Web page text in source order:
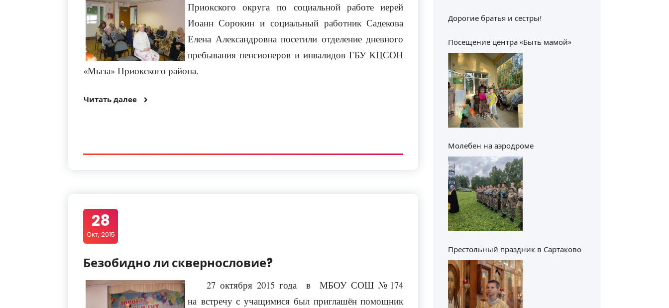
Приокского округа по социальной работе иерей
Иоанн Сорокин и социальный работник Садекова
Елена Александровна посетили отделение дневного
пребывания пенсионеров и инвалидов ГБУ КЦСОН
«Мыза» Приокского района.
Читать далее
28
Окт, 2015
Безобидно ли сквернословие?
27 октября 2015 года в МБОУ СОШ №174
на встречу с учащимися был приглашён помощник
Дорогие братья и сестры!
Посещение центра «Быть мамой»
Молебен на аэродроме
Престольный праздник в Сартаково